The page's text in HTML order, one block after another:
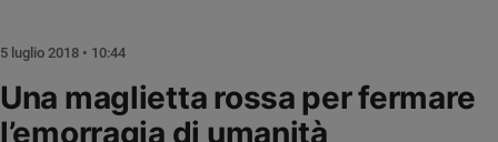
e
spiritualità
Una maglietta rossa per fermare
l’emorragia di umanità
5 luglio 2018 • 10:44